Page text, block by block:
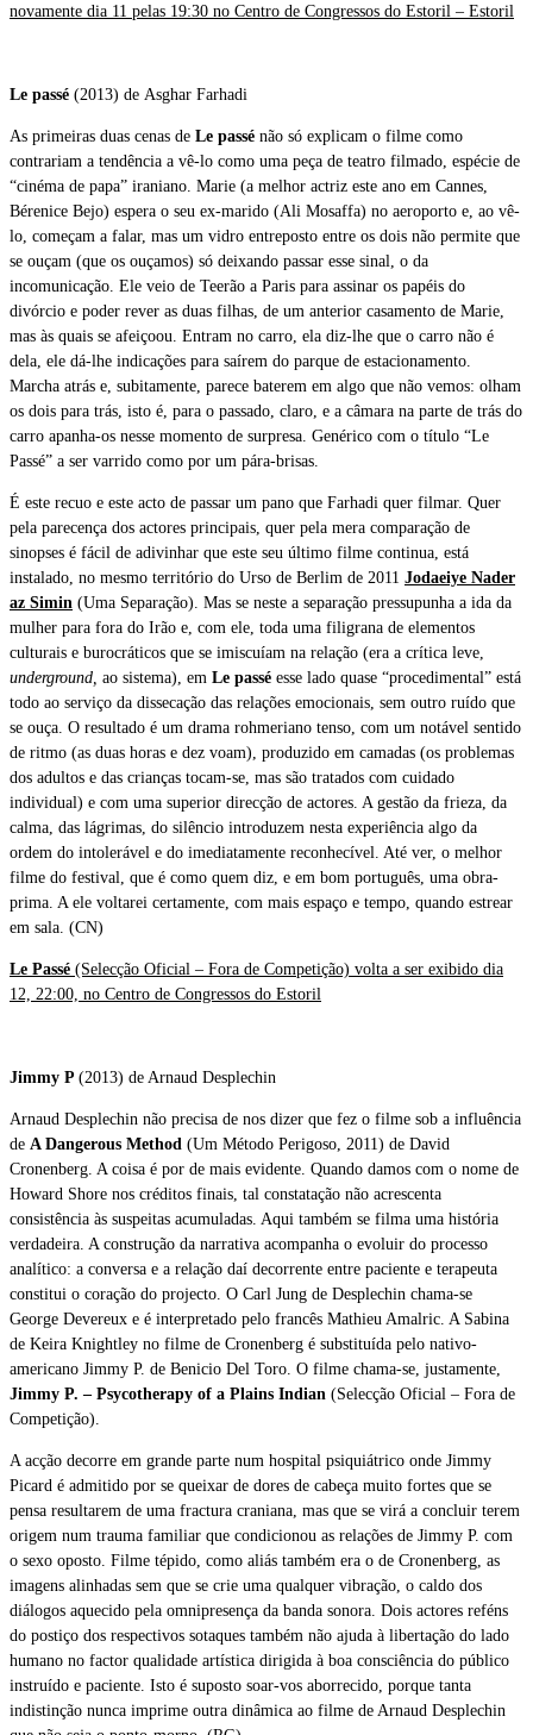
novamente dia 11 pelas 19:30 no Centro de Congressos do Estoril – Estoril
Le passé (2013) de Asghar Farhadi
As primeiras duas cenas de Le passé não só explicam o filme como
contrariam a tendência a vê-lo como uma peça de teatro filmado, espécie de
“cinéma de papa” iraniano. Marie (a melhor actriz este ano em Cannes,
Bérenice Bejo) espera o seu ex-marido (Ali Mosaffa) no aeroporto e, ao vê-
lo, começam a falar, mas um vidro entreposto entre os dois não permite que
se ouçam (que os ouçamos) só deixando passar esse sinal, o da
incomunicação. Ele veio de Teerão a Paris para assinar os papéis do
divórcio e poder rever as duas filhas, de um anterior casamento de Marie,
mas às quais se afeiçoou. Entram no carro, ela diz-lhe que o carro não é
dela, ele dá-lhe indicações para saírem do parque de estacionamento.
Marcha atrás e, subitamente, parece baterem em algo que não vemos: olham
os dois para trás, isto é, para o passado, claro, e a câmara na parte de trás do
carro apanha-os nesse momento de surpresa. Genérico com o título “Le
Passé” a ser varrido como por um pára-brisas.
É este recuo e este acto de passar um pano que Farhadi quer filmar. Quer
pela parecença dos actores principais, quer pela mera comparação de
sinopses é fácil de adivinhar que este seu último filme continua, está
instalado, no mesmo território do Urso de Berlim de 2011 Jodaeiye Nader
az Simin (Uma Separação). Mas se neste a separação pressupunha a ida da
mulher para fora do Irão e, com ele, toda uma filigrana de elementos
culturais e burocráticos que se imiscuíam na relação (era a crítica leve,
underground, ao sistema), em Le passé esse lado quase “procedimental” está
todo ao serviço da dissecação das relações emocionais, sem outro ruído que
se ouça. O resultado é um drama rohmeriano tenso, com um notável sentido
de ritmo (as duas horas e dez voam), produzido em camadas (os problemas
dos adultos e das crianças tocam-se, mas são tratados com cuidado
individual) e com uma superior direcção de actores. A gestão da frieza, da
calma, das lágrimas, do silêncio introduzem nesta experiência algo da
ordem do intolerável e do imediatamente reconhecível. Até ver, o melhor
filme do festival, que é como quem diz, e em bom português, uma obra-
prima. A ele voltarei certamente, com mais espaço e tempo, quando estrear
em sala. (CN)
Le Passé (Selecção Oficial – Fora de Competição) volta a ser exibido dia
12, 22:00, no Centro de Congressos do Estoril
Jimmy P (2013) de Arnaud Desplechin
Arnaud Desplechin não precisa de nos dizer que fez o filme sob a influência
de A Dangerous Method (Um Método Perigoso, 2011) de David
Cronenberg. A coisa é por de mais evidente. Quando damos com o nome de
Howard Shore nos créditos finais, tal constatação não acrescenta
consistência às suspeitas acumuladas. Aqui também se filma uma história
verdadeira. A construção da narrativa acompanha o evoluir do processo
analítico: a conversa e a relação daí decorrente entre paciente e terapeuta
constitui o coração do projecto. O Carl Jung de Desplechin chama-se
George Devereux e é interpretado pelo francês Mathieu Amalric. A Sabina
de Keira Knightley no filme de Cronenberg é substituída pelo nativo-
americano Jimmy P. de Benicio Del Toro. O filme chama-se, justamente,
Jimmy P. – Psycotherapy of a Plains Indian (Selecção Oficial – Fora de
Competição).
A acção decorre em grande parte num hospital psiquiátrico onde Jimmy
Picard é admitido por se queixar de dores de cabeça muito fortes que se
pensa resultarem de uma fractura craniana, mas que se virá a concluir terem
origem num trauma familiar que condicionou as relações de Jimmy P. com
o sexo oposto. Filme tépido, como aliás também era o de Cronenberg, as
imagens alinhadas sem que se crie uma qualquer vibração, o caldo dos
diálogos aquecido pela omnipresença da banda sonora. Dois actores reféns
do postiço dos respectivos sotaques também não ajuda à libertação do lado
humano no factor qualidade artística dirigida à boa consciência do público
instruído e paciente. Isto é suposto soar-vos aborrecido, porque tanta
indistinção nunca imprime outra dinâmica ao filme de Arnaud Desplechin